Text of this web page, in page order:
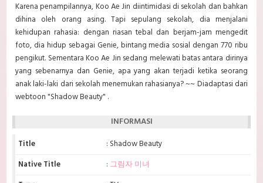
Karena penampilannya, Koo Ae Jin diintimidasi di sekolah dan bahkan
dihina oleh orang asing. Tapi sepulang sekolah, dia menjalani
kehidupan rahasia: dengan riasan tebal dan berjam-jam mengedit
foto, dia hidup sebagai Genie, bintang media sosial dengan 770 ribu
pengikut. Sementara Koo Ae Jin sedang melewati batas antara dirinya
yang sebenarnya dan Genie, apa yang akan terjadi ketika seorang
anak laki-laki dari sekolah menemukan rahasianya? ~~ Diadaptasi dari
webtoon "Shadow Beauty" .
INFORMASI
Title
: Shadow Beauty
Native Title
: 그림자 미녀